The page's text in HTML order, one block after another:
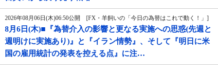
2026年08月06日(木)06:50公開 [FX・羊飼いの「今日の為替はこれで動く！」]
8月6日(木)■『為替介入の影響と更なる実施への思惑(先週と
週明けに実施あり)』と『イラン情勢』、そして『明日に米
国の雇用統計の発表を控える点』に注…